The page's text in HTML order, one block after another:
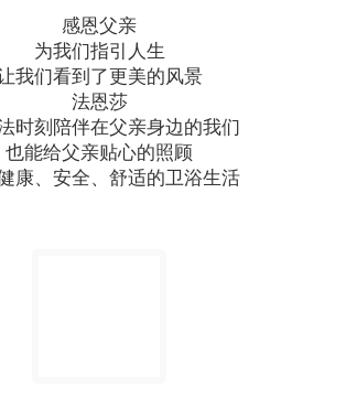
感恩父亲
为我们指引人生
我们看到了更美的风景
法恩莎
时刻陪伴在父亲身边的我们
也能给父亲贴心的照顾
康、安全、舒适的卫浴生活